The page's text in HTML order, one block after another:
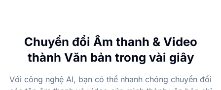
Chuyển đổi Âm thanh & Video
thành Văn bản trong vài giây
Với công nghệ AI, bạn có thể nhanh chóng chuyển đổi